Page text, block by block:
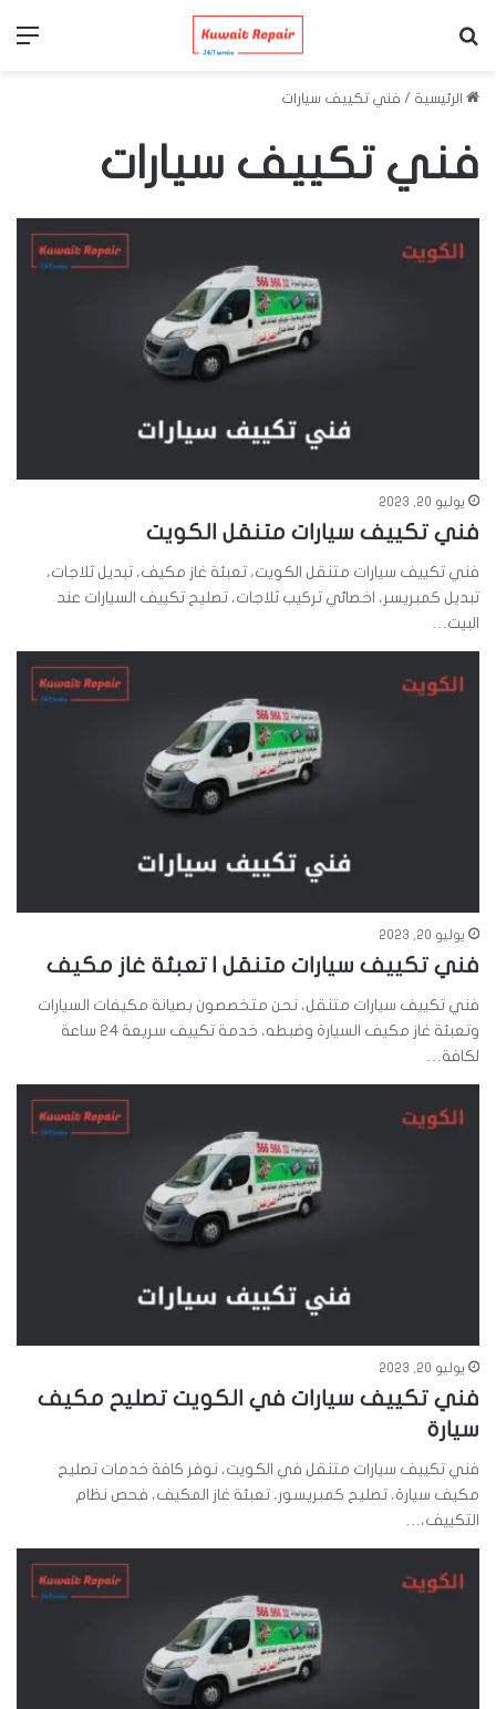
الرئيسية / فني تكييف سيارات
فني تكييف سيارات
يوليو 20, 2023
فني تكييف سيارات متنقل الكويت
فني تكييف سيارات متنقل الكويت، تعبئة غاز مكيف، تبديل ثلاجات،
تبديل كمبريسر، اخصائي تركيب ثلاجات، تصليح تكييف السيارات عند
البيت…
يوليو 20, 2023
فني تكييف سيارات متنقل | تعبئة غاز مكيف
فني تكييف سيارات متنقل، نحن متخصصون بصيانة مكيفات السيارات
وتعبئة غاز مكيف السيارة وضبطه، خدمة تكييف سريعة 24 ساعة
لكافة…
يوليو 20, 2023
فني تكييف سيارات في الكويت تصليح مكيف
سيارة
فني تكييف سيارات متنقل في الكويت، نوفر كافة خدمات تصليح
مكيف سيارة، تصليح كمبريسور، تعبئة غاز المكيف، فحص نظام
التكييف،…